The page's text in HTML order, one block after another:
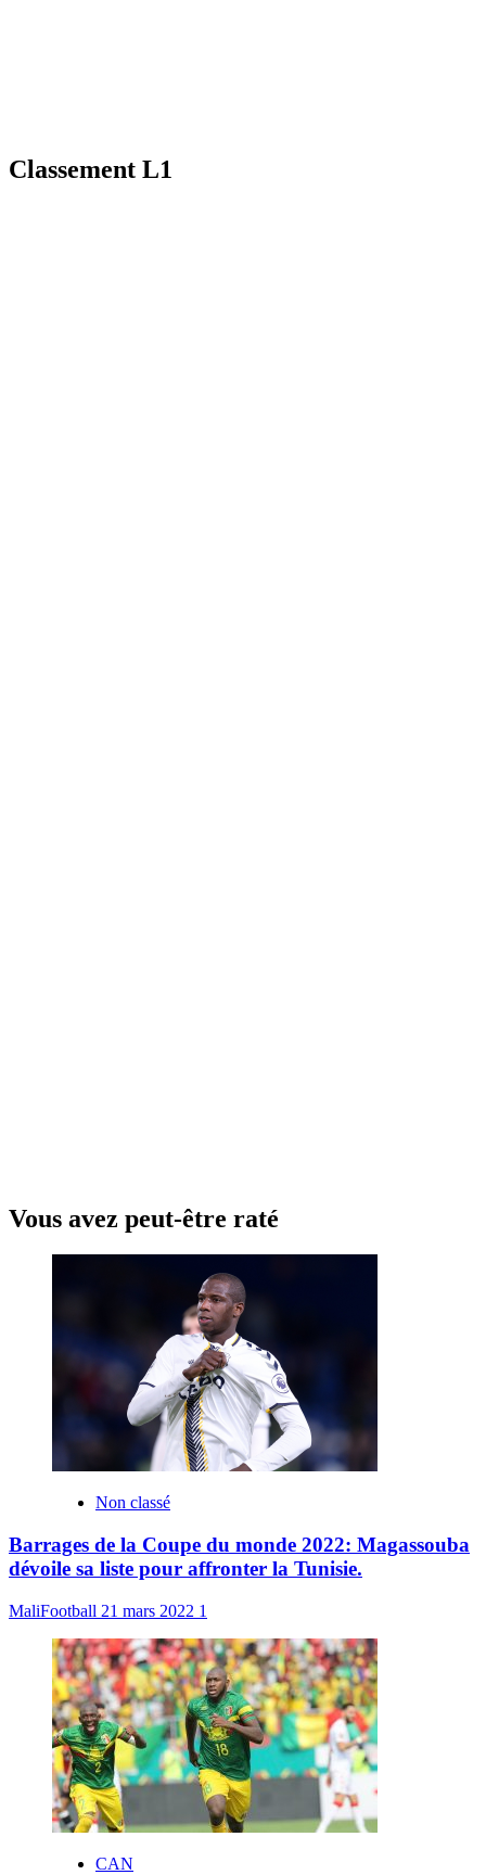
Classement L1
Vous avez peut-être raté
Non classé
Barrages de la Coupe du monde 2022: Magassouba
dévoile sa liste pour affronter la Tunisie.
MaliFootball 21 mars 2022 1
CAN